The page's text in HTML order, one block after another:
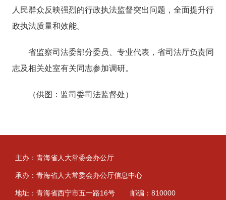
人民群众反映强烈的行政执法监督突出问题，全面提升行
政执法质量和效能。
省监察司法委部分委员、专业代表，省司法厅负责同
志及相关处室有关同志参加调研。
（供图：监司委司法监督处）
主办：青海省人大常委会办公厅
承办：青海省人大常委会办公厅信息中心
地址：青海省西宁市五一路16号 邮编：810000